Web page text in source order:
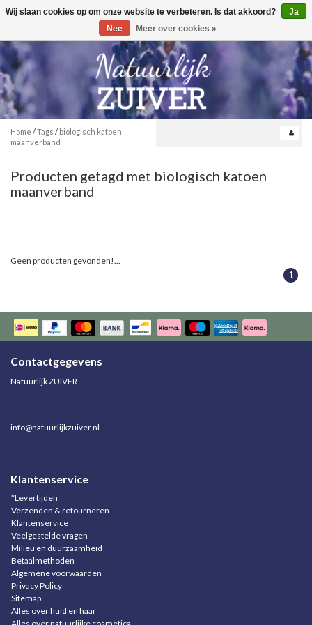
Toggle
0
Home /Tags / biologisch katoen
maanverband
Producten getagd met biologisch katoen
maanverband
Geen producten gevonden!...
1
Contactgegevens
Natuurlijk ZUIVER
info@natuurlijkzuiver.nl
Klantenservice
*Levertijden
Verzenden & retourneren
Klantenservice
Veelgestelde vragen
Milieu en duurzaamheid
Betaalmethoden
Algemene voorwaarden
Privacy Policy
Sitemap
Alles over huid en haar
Wij slaan cookies op om onze website te verbeteren. Is dat akkoord?
Ja
Nee
Meer over cookies »